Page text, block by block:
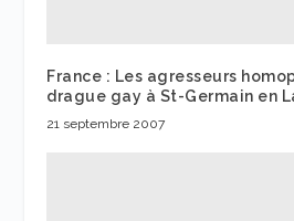
France : Les agresseurs
drague gay à St-Germain en
21 septembre 2007